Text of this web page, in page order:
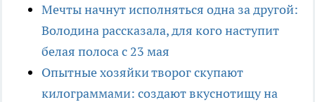
Мечты начнут исполняться одна за другой:
Володина рассказала, для кого наступит
белая полоса с 23 мая
Опытные хозяйки творог скупают
килограммами: создают вкуснотищу на